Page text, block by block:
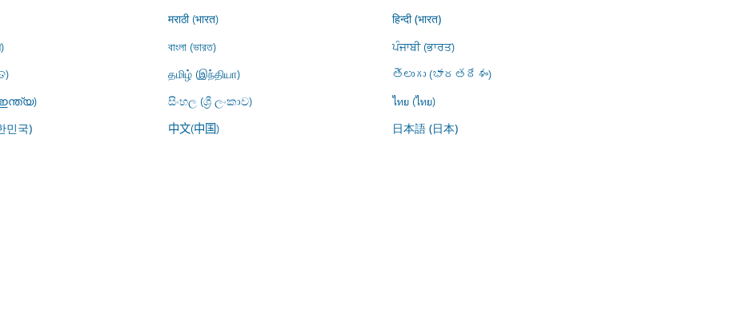
मराठी (भारत) हिन्दी (भारत)
বাংলা (ভারত)
ਪੰਜਾਬੀ (ਭਾਰਤ)
தமிழ் (இந்தியா)
తెలుగు (భారతదేశం)
සිංහල (ශ්‍රී ලංකාව)
ไทย (ไทย)
민국) 中文(中国) 日本語 (日本)